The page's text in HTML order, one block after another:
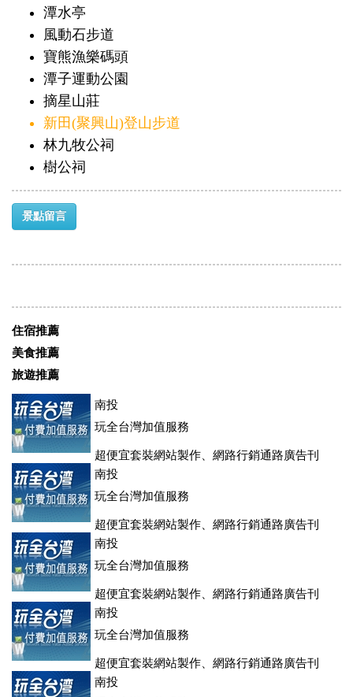
潭水亭
風動石步道
寶熊漁樂碼頭
潭子運動公園
摘星山莊
新田(聚興山)登山步道
林九牧公祠
樹公祠
景點留言
住宿推薦
美食推薦
旅遊推薦
南投
玩全台灣加值服務
超便宜套裝網站製作、網路行銷通路廣告刊
登、訂房系統、客房委託旅行社銷售，全面優惠中....
南投
玩全台灣加值服務
超便宜套裝網站製作、網路行銷通路廣告刊
登、訂房系統、客房委託旅行社銷售，全面優惠中....
南投
玩全台灣加值服務
超便宜套裝網站製作、網路行銷通路廣告刊
登、訂房系統、客房委託旅行社銷售，全面優惠中....
南投
玩全台灣加值服務
超便宜套裝網站製作、網路行銷通路廣告刊
登、訂房系統、客房委託旅行社銷售，全面優惠中....
南投